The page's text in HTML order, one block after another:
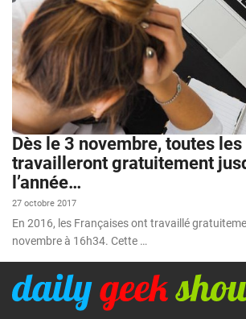
Dès le 3 novembre, toutes
travailleront gratuitement
l’année…
27 octobre 2017
En 2016, les Françaises ont travaillé
novembre à 16h34. Cette …